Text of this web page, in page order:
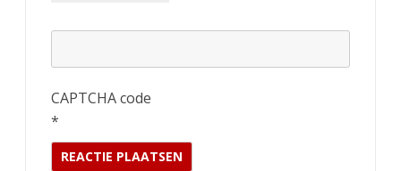
CAPTCHA code
*